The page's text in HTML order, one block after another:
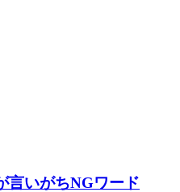
言いがちNGワード